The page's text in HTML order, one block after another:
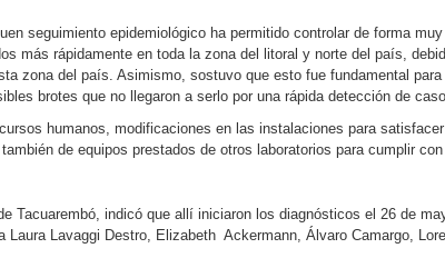
seguimiento epidemiológico ha permitido controlar de forma
más rápidamente en toda la zona del litoral y norte del país,
zona del país. Asimismo, sostuvo que esto fue fundamental
brotes que no llegaron a serlo por una rápida detección de
humanos, modificaciones en las instalaciones para
de equipos prestados de otros laboratorios para cumplir con
Tacuarembó, indicó que allí iniciaron los diagnósticos el 26 de
Lavaggi Destro, Elizabeth Ackermann, Álvaro Camargo,